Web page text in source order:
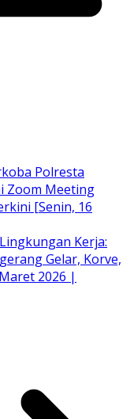
Polresta
Zoom Meeting
[Senin, 16
Kerja:
Gelar, Korve,
2026 |